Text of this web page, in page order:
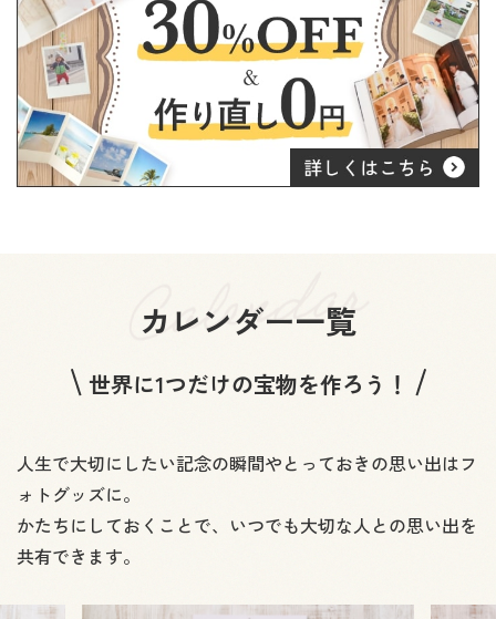
カレンダー一覧
世界に1つだけの宝物を作ろう！
人生で大切にしたい記念の瞬間やとっておきの思い出はフ
ォトグッズに。
かたちにしておくことで、いつでも大切な人との思い出を
共有できます。